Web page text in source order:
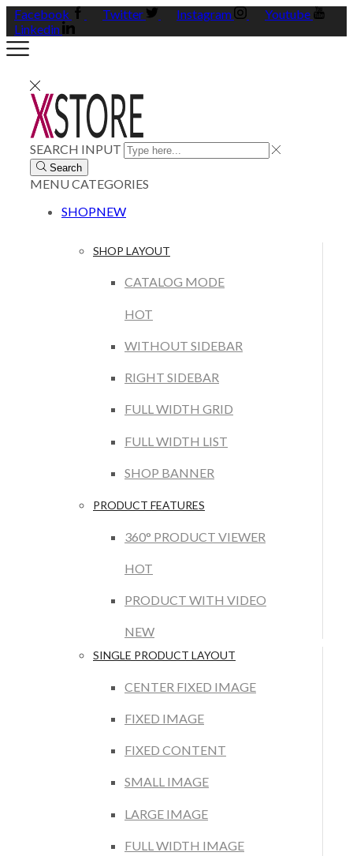
Facebook Twitter Instagram
Youtube
Linkedin
SEARCH INPUT
Search
MENUCATEGORIES
SHOPNEW
SHOP LAYOUT
CATALOG MODE
HOT
WITHOUT SIDEBAR
RIGHT SIDEBAR
FULL WIDTH GRID
FULL WIDTH LIST
SHOP BANNER
PRODUCT FEATURES
360° PRODUCT VIEWER
HOT
PRODUCT WITH VIDEO
NEW
SINGLE PRODUCT LAYOUT
CENTER FIXED IMAGE
FIXED IMAGE
FIXED CONTENT
SMALL IMAGE
LARGE IMAGE
FULL WIDTH IMAGE